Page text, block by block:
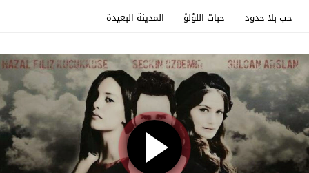
حب بلا حدود
حبات اللؤلؤ المدينة البعيدة